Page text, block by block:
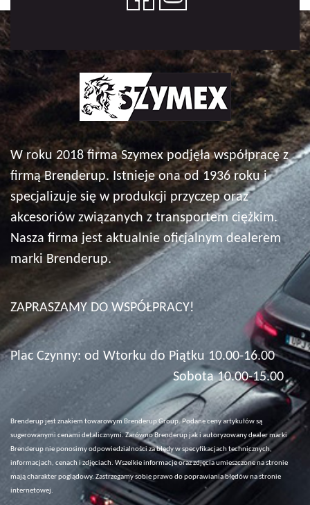
W roku 2018 firma Szymex podjęła współpracę z
firmą Brenderup. Istnieje ona od 1936 roku i
specjalizuje się w produkcji przyczep oraz
akcesoriów związanych z transportem ciężkim.
Nasza firma jest aktualnie oficjalnym dealerem
marki Brenderup.
ZAPRASZAMY DO WSPÓŁPRACY!
Plac Czynny: od Wtorku do Piątku 10.00-16.00
Sobota 10.00-15.00
Brenderup jest znakiem towarowym Brenderup Group. Podane ceny artykułów są
sugerowanymi cenami detalicznymi. Zarówno Brenderup jak i autoryzowany dealer marki
Brenderup nie ponosimy odpowiedzialności za błędy w specyfikacjach technicznych,
informacjach, cenach i zdjęciach. Wszelkie informacje oraz zdjęcia umieszczone na stronie
mają charakter poglądowy. Zastrzegamy sobie prawo do poprawiania błędów na stronie
internetowej.